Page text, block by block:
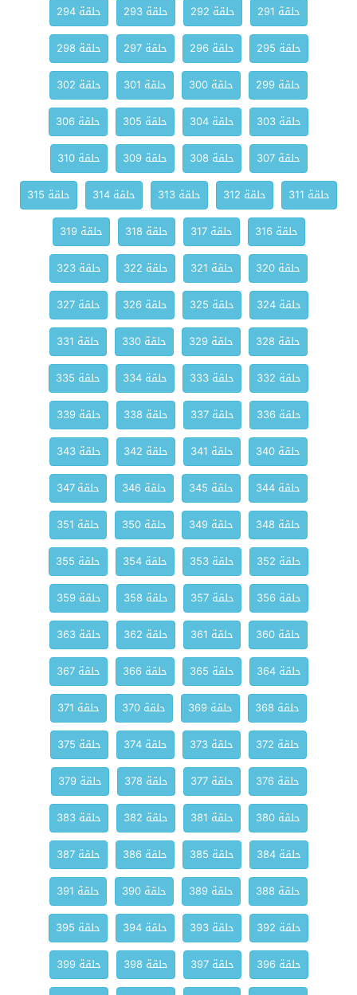
حلقة 291
حلقة 292 حلقة 293
حلقة 294
حلقة 295
حلقة 296 حلقة 297
حلقة 298
حلقة 299
حلقة 300 حلقة 301
حلقة 302
حلقة 303
حلقة 304 حلقة 305
حلقة 306
حلقة 307
حلقة 308 حلقة 309
حلقة 310
حلقة 311
حلقة 312 حلقة 313 حلقة 314
حلقة 315
حلقة 316
حلقة 317 حلقة 318
حلقة 319
حلقة 320
حلقة 321 حلقة 322
حلقة 323
حلقة 324
حلقة 325 حلقة 326
حلقة 327
حلقة 328
حلقة 329 حلقة 330
حلقة 331
حلقة 332
حلقة 333 حلقة 334
حلقة 335
حلقة 336
حلقة 337 حلقة 338
حلقة 339
حلقة 340
حلقة 341 حلقة 342
حلقة 343
حلقة 344
حلقة 345 حلقة 346
حلقة 347
حلقة 348
حلقة 349 حلقة 350
حلقة 351
حلقة 352
حلقة 353 حلقة 354
حلقة 355
حلقة 356
حلقة 357 حلقة 358
حلقة 359
حلقة 360
حلقة 361 حلقة 362
حلقة 363
حلقة 364
حلقة 365 حلقة 366
حلقة 367
حلقة 368
حلقة 369 حلقة 370
حلقة 371
حلقة 372
حلقة 373 حلقة 374
حلقة 375
حلقة 376
حلقة 377 حلقة 378
حلقة 379
حلقة 380
حلقة 381 حلقة 382
حلقة 383
حلقة 384
حلقة 385 حلقة 386
حلقة 387
حلقة 388
حلقة 389 حلقة 390
حلقة 391
حلقة 392
حلقة 393 حلقة 394
حلقة 395
حلقة 396
حلقة 397 حلقة 398
حلقة 399